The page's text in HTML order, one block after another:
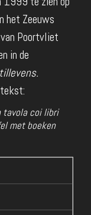
het Zeeuws
Poortvliet
in de
tavola coi libri
met boeken